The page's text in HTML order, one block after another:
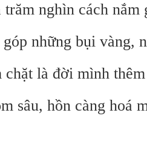
trăm nghìn cách nắm
những bụi vàng,
chặt là đời mình
sâu, hồn càng hoá